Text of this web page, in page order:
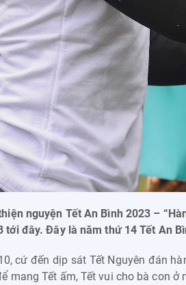
nguyện Tết An Bình 2023 –
tới đây. Đây là năm thứ 14 Tết An
cứ đến dịp sát Tết Nguyên đán
mang Tết ấm, Tết vui cho bà con